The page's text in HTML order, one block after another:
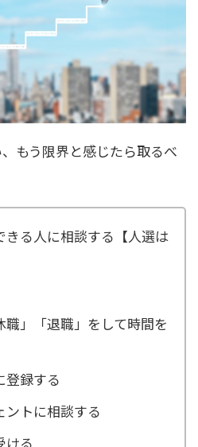
もう限界と感じたら取るべ
きる人に相談する【人選は
」「退職」をして時間を
登録する
ントに相談する
ける